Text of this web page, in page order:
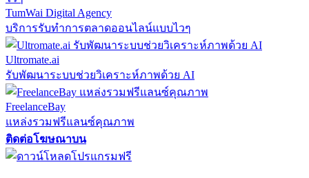
TumWai Digital Agency
บริการรับทำการตลาดออนไลน์แบบไวๆ
Ultromate.ai
รับพัฒนาระบบช่วยวิเคราะห์ภาพด้วย AI
FreelanceBay
แหล่งรวมฟรีแลนซ์คุณภาพ
ติดต่อโฆษณาบน